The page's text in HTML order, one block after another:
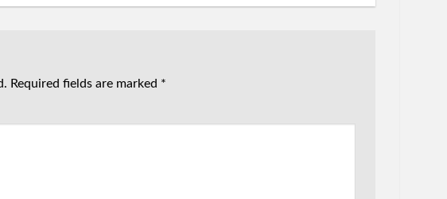
Required fields are marked *